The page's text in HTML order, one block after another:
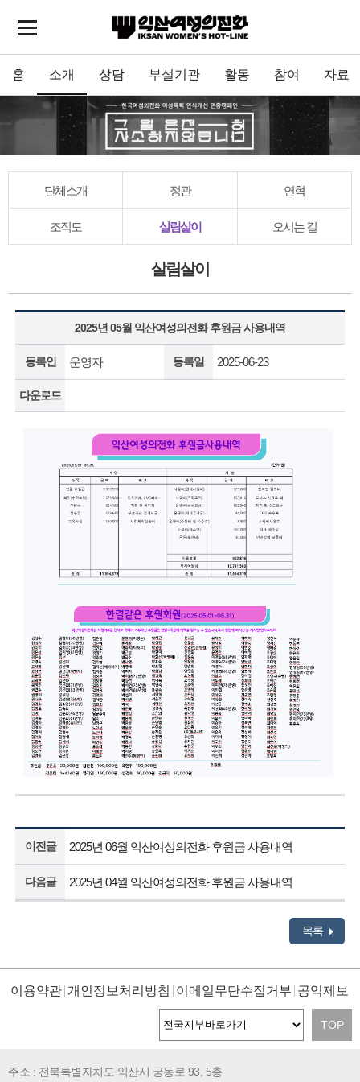
홈 소개 상담 부설기관 활동 참여 자료
단체소개 정관 연혁
조직도 살림살이 오시는 길
살림살이
2025년 05월 익산여성의전화 후원금 사용내역
등록인 운영자 등록일 2025-06-23
다운로드
이전글 2025년 06월 익산여성의전화 후원금 사용내역
다음글 2025년 04월 익산여성의전화 후원금 사용내역
목록
이용약관 개인정보처리방침 이메일무단수집거부 공익제보
TOP
주소 : 전북특별자치도 익산시 궁동로 93, 5층